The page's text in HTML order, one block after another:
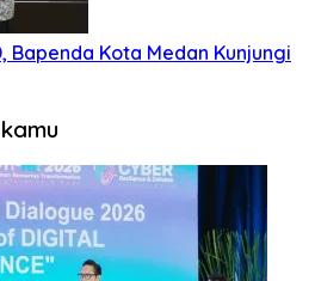
Bapenda Kota Medan Kunjungi